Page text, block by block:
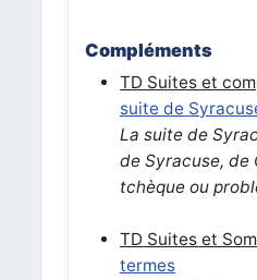
Compléments
TD Suites et
suite de
La suite de
de Syracuse, de
tchèque ou
TD Suites et
termes